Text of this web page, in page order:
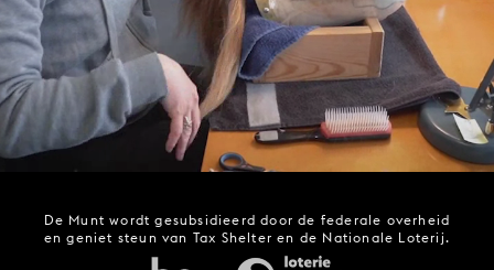
De Munt wordt gesubsidieerd door de federale overheid
en geniet steun van Tax Shelter en de Nationale Loterij.